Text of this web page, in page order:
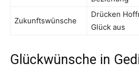
Zukunftswünsche
Drücken
Glück aus
Glückwünsche in